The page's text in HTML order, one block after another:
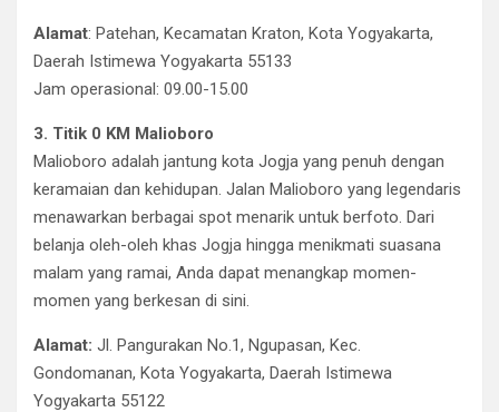
Alamat: Patehan, Kecamatan Kraton, Kota Yogyakarta,
Daerah Istimewa Yogyakarta 55133
Jam operasional: 09.00-15.00
3. Titik 0 KM Malioboro
Malioboro adalah jantung kota Jogja yang penuh dengan
keramaian dan kehidupan. Jalan Malioboro yang legendaris
menawarkan berbagai spot menarik untuk berfoto. Dari
belanja oleh-oleh khas Jogja hingga menikmati suasana
malam yang ramai, Anda dapat menangkap momen-
momen yang berkesan di sini.
Alamat: Jl. Pangurakan No.1, Ngupasan, Kec.
Gondomanan, Kota Yogyakarta, Daerah Istimewa
Yogyakarta 55122